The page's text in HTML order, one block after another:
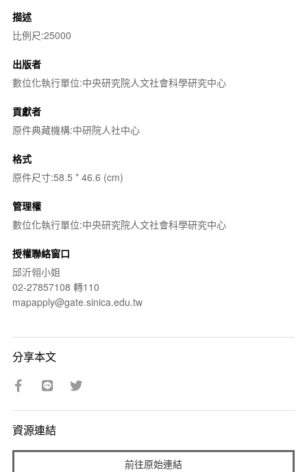
描述
比例尺:25000
出版者
數位化執行單位:中央研究院人文社會科學研究中心
貢獻者
原件典藏機構:中研院人社中心
格式
原件尺寸:58.5 * 46.6 (cm)
管理權
數位化執行單位:中央研究院人文社會科學研究中心
授權聯絡窗口
邱沂翎小姐
02-27857108 轉110
mapapply@gate.sinica.edu.tw
分享本文
資源連結
前往原始連結